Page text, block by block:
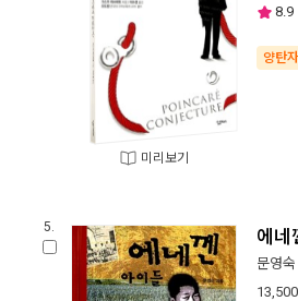
미리보기
8.9
양탄
5. 에네
문영숙
13,500